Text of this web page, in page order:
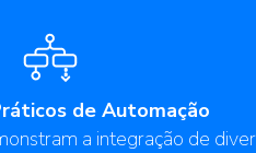
de Automação
a integração de